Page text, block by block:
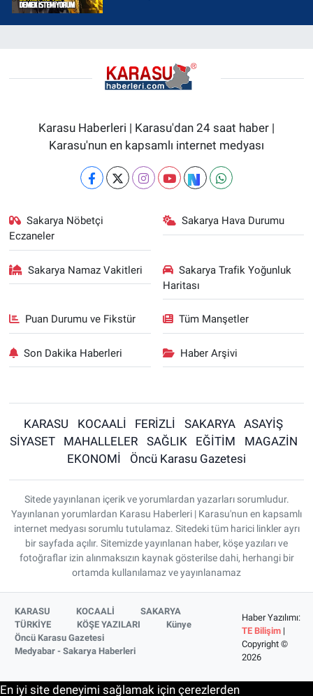
Karasu Haberleri | Karasu'dan 24 saat haber |
Karasu'nun en kapsamlı internet medyası
Sakarya Nöbetçi
Eczaneler
Sakarya Hava Durumu
Sakarya Namaz Vakitleri
Sakarya Trafik Yoğunluk
Haritası
Puan Durumu ve Fikstür Tüm Manşetler
Son Dakika Haberleri Haber Arşivi
KARASU KOCAALİ FERİZLİ SAKARYA
ASAYİŞ
SİYASET
MAHALLELER SAĞLIK EĞİTİM
MAGAZİN
EKONOMİ
Öncü Karasu Gazetesi
Sitede yayınlanan içerik ve yorumlardan yazarları sorumludur.
Yayınlanan yorumlardan Karasu Haberleri | Karasu'nun en kapsamlı
internet medyası sorumlu tutulamaz. Sitedeki tüm harici linkler ayrı
bir sayfada açılır. Sitemizde yayınlanan haber, köşe yazıları ve
fotoğraflar izin alınmaksızın kaynak gösterilse dahi, herhangi bir
ortamda kullanılamaz ve yayınlanamaz
KARASU KOCAALİ
SAKARYA
TÜRKİYE
KÖŞE YAZILARI
Künye
Öncü Karasu Gazetesi
Medyabar - Sakarya Haberleri
Haber Yazılımı:
TE Bilişim|
Copyright ©
2026
En iyi site deneyimi sağlamak için çerezlerden